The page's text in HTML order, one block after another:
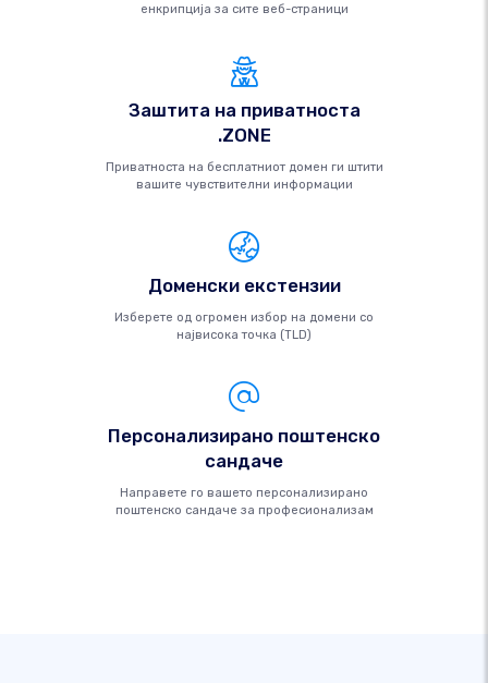
енкрипција за сите веб-страници
Заштита на приватноста
.ZONE
Приватноста на бесплатниот домен ги штити
вашите чувствителни информации
Доменски екстензии
Изберете од огромен избор на домени со
највисока точка (TLD)
Персонализирано поштенско
сандаче
Направете го вашето персонализирано
поштенско сандаче за професионализам